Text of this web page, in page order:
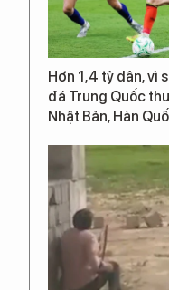
Hơn 1,4 tỷ dân, vì
đá Trung Quốc
Nhật Bản, Hàn